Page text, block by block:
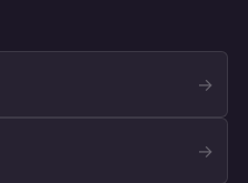
→
→